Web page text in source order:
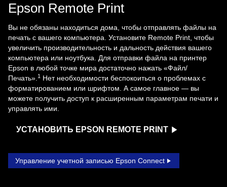
Epson Remote Print
Вы не обязаны находиться дома, чтобы отправлять файлы на
печать с вашего компьютера. Установите Remote Print, чтобы
увеличить производительность и дальность действия вашего
компьютера или ноутбука. Для отправки файла на принтер
Epson в любой точке мира достаточно нажать «Файл/
Печать». 1 Нет необходимости беспокоиться о проблемах с
форматированием или шрифтом. А самое главное — вы
можете получить доступ к расширенным параметрам печати и
управлять ими.
УСТАНОВИТЬ EPSON REMOTE PRINT
Управление учетной записью Epson Connect